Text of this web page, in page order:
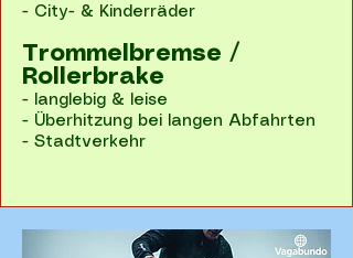
- City- & Kinderräder
Trommelbremse /
Rollerbrake
- langlebig & leise
- Überhitzung bei langen Abfahrten
- Stadtverkehr